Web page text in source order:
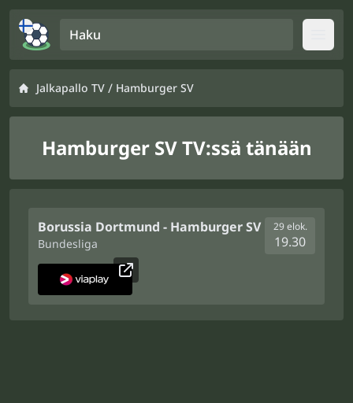
Jalkapallo TV / Hamburger SV
Hamburger SV TV:ssä tänään
Borussia Dortmund - Hamburger SV
Bundesliga
29 elok.
19.30